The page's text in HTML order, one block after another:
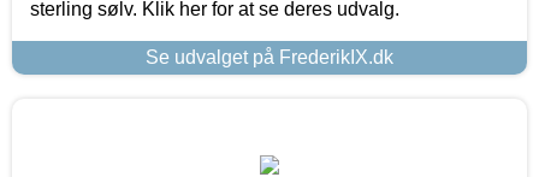
sterling sølv. Klik her for at se deres udvalg.
Se udvalget på FrederikIX.dk